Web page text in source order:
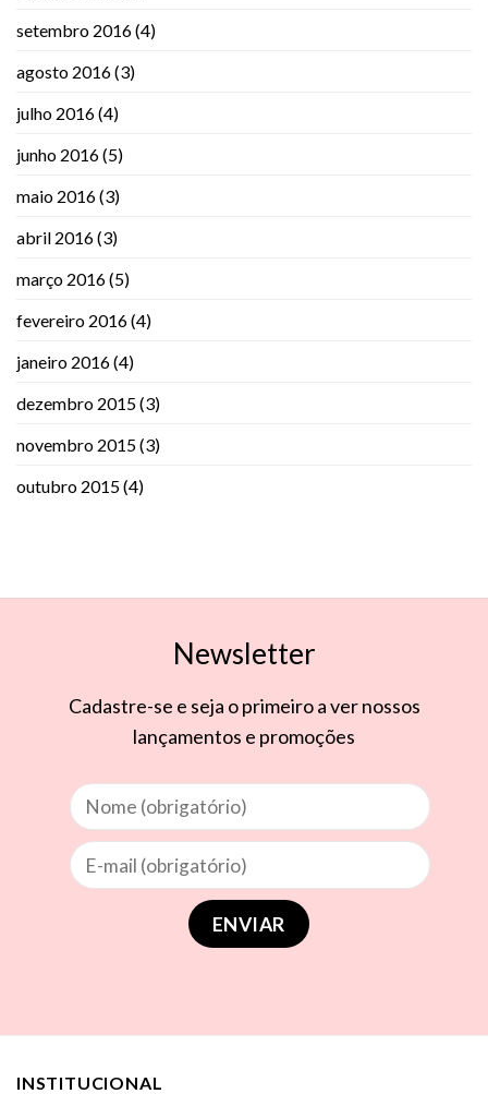
setembro 2016(4)
agosto 2016(3)
julho 2016(4)
junho 2016(5)
maio 2016(3)
abril 2016(3)
março 2016(5)
fevereiro 2016(4)
janeiro 2016(4)
dezembro 2015(3)
novembro 2015(3)
outubro 2015(4)
Newsletter
Cadastre-se e seja o primeiro a ver nossos
lançamentos e promoções
INSTITUCIONAL